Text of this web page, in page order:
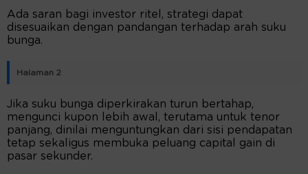
Ada saran bagi investor ritel, strategi dapat
disesuaikan dengan pandangan terhadap arah suku
bunga.
Halaman 2
Jika suku bunga diperkirakan turun bertahap,
mengunci kupon lebih awal, terutama untuk tenor
panjang, dinilai menguntungkan dari sisi pendapatan
tetap sekaligus membuka peluang capital gain di
pasar sekunder.